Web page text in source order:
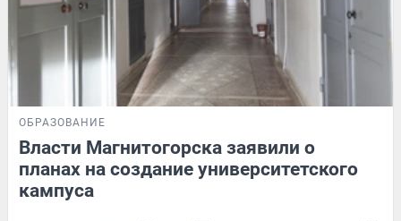
ОБРАЗОВАНИЕ
Власти Магнитогорска заявили о
планах на создание университетского
кампуса